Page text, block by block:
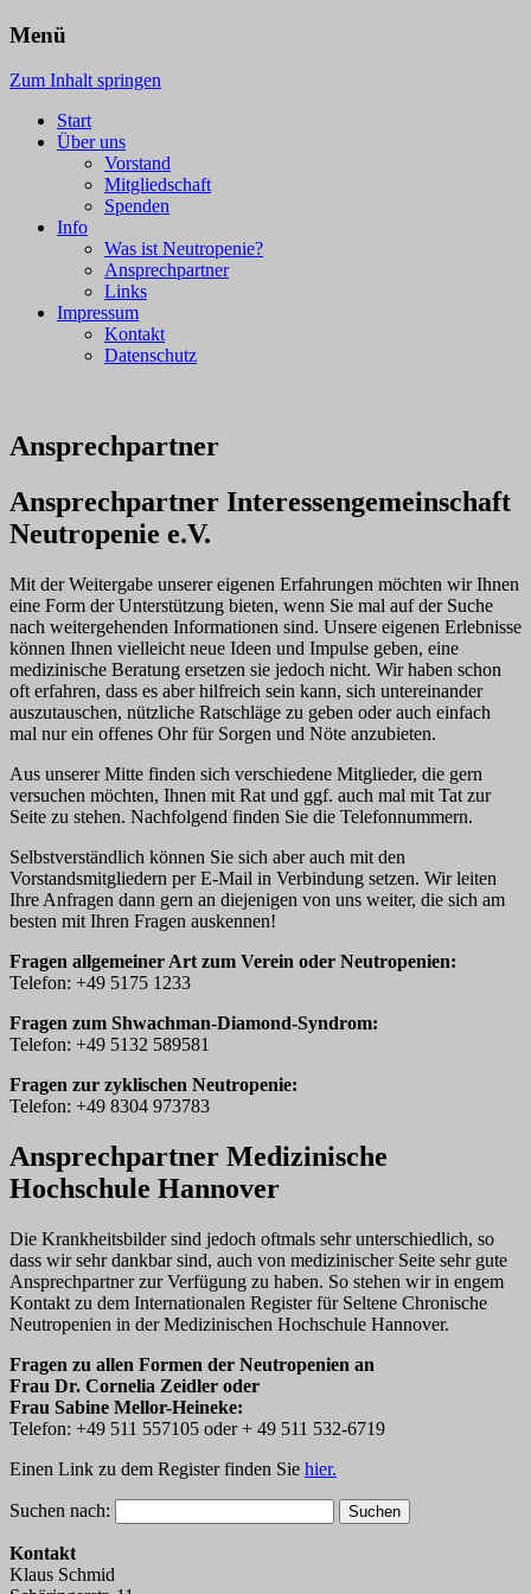
neutropenie
Menü
Zum Inhalt springen
Start
Über uns
Vorstand
Mitgliedschaft
Spenden
Info
Was ist Neutropenie?
Ansprechpartner
Links
Impressum
Kontakt
Datenschutz
Ansprechpartner
Ansprechpartner Interessengemeinschaft
Neutropenie e.V.
Mit der Weitergabe unserer eigenen Erfahrungen möchten wir Ihnen
eine Form der Unterstützung bieten, wenn Sie mal auf der Suche
nach weitergehenden Informationen sind. Unsere eigenen Erlebnisse
können Ihnen vielleicht neue Ideen und Impulse geben, eine
medizinische Beratung ersetzen sie jedoch nicht. Wir haben schon
oft erfahren, dass es aber hilfreich sein kann, sich untereinander
auszutauschen, nützliche Ratschläge zu geben oder auch einfach
mal nur ein offenes Ohr für Sorgen und Nöte anzubieten.
Aus unserer Mitte finden sich verschiedene Mitglieder, die gern
versuchen möchten, Ihnen mit Rat und ggf. auch mal mit Tat zur
Seite zu stehen. Nachfolgend finden Sie die Telefonnummern.
Selbstverständlich können Sie sich aber auch mit den
Vorstandsmitgliedern per E-Mail in Verbindung setzen. Wir leiten
Ihre Anfragen dann gern an diejenigen von uns weiter, die sich am
besten mit Ihren Fragen auskennen!
Fragen allgemeiner Art zum Verein oder Neutropenien:
Telefon: +49 5175 1233
Fragen zum Shwachman-Diamond-Syndrom:
Telefon: +49 5132 589581
Fragen zur zyklischen Neutropenie:
Telefon: +49 8304 973783
Ansprechpartner Medizinische
Hochschule Hannover
Die Krankheitsbilder sind jedoch oftmals sehr unterschiedlich, so
dass wir sehr dankbar sind, auch von medizinischer Seite sehr gute
Ansprechpartner zur Verfügung zu haben. So stehen wir in engem
Kontakt zu dem Internationalen Register für Seltene Chronische
Neutropenien in der Medizinischen Hochschule Hannover.
Fragen zu allen Formen der Neutropenien an
Frau Dr. Cornelia Zeidler oder
Frau Sabine Mellor-Heineke:
Telefon: +49 511 557105 oder + 49 511 532-6719
Einen Link zu dem Register finden Sie hier.
Suchen nach:
Kontakt
Klaus Schmid